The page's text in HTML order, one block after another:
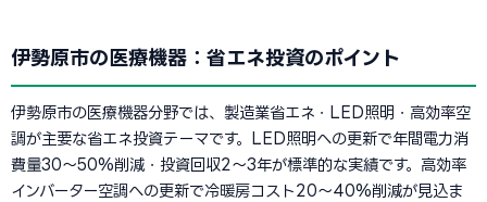
伊勢原市の医療機器：省エネ投資のポイント
伊勢原市の医療機器分野では、製造業省エネ・LED照明・高効率空
調が主要な省エネ投資テーマです。LED照明への更新で年間電力消
費量30〜50%削減・投資回収2〜3年が標準的な実績です。高効率
インバーター空調への更新で冷暖房コスト20〜40%削減が見込ま